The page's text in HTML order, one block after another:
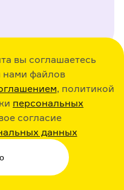
вы соглашаетесь
нами файлов
, политикой
персональных
согласие
данных